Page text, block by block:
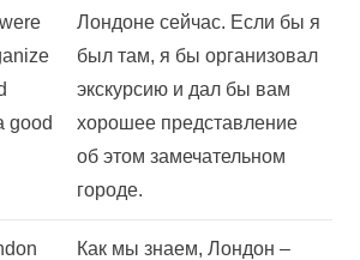
good
Лондоне сейчас. Если бы я
был там, я бы организовал
экскурсию и дал бы вам
хорошее представление
об этом замечательном
городе.
Как мы знаем, Лондон –